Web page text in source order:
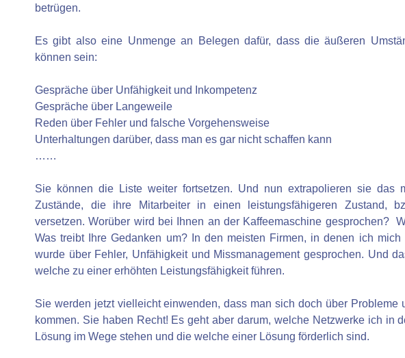
betrügen.
Es gibt also eine Unmenge an Belegen dafür, dass die äußeren
können sein:
Gespräche über Unfähigkeit und Inkompetenz
Gespräche über Langeweile
Reden über Fehler und falsche Vorgehensweise
Unterhaltungen darüber, dass man es gar nicht schaffen kann
……
Sie können die Liste weiter fortsetzen. Und nun extrapolieren sie das
Zustände, die ihre Mitarbeiter in einen leistungsfähigeren Zustand,
versetzen. Worüber wird bei Ihnen an der Kaffeemaschine gesprochen?
Was treibt Ihre Gedanken um? In den meisten Firmen, in denen ich
wurde über Fehler, Unfähigkeit und Missmanagement gesprochen. Und
welche zu einer erhöhten Leistungsfähigkeit führen.
Sie werden jetzt vielleicht einwenden, dass man sich doch über Probleme
kommen. Sie haben Recht! Es geht aber darum, welche Netzwerke ich in
Lösung im Wege stehen und die welche einer Lösung förderlich sind.